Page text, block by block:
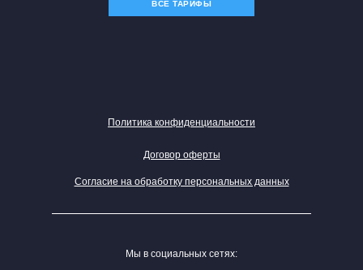
Мы в социальных сетях:
ВСЕ ТАРИФЫ
Политика конфиденциальности
Договор оферты
Согласие на обработку персональных данных